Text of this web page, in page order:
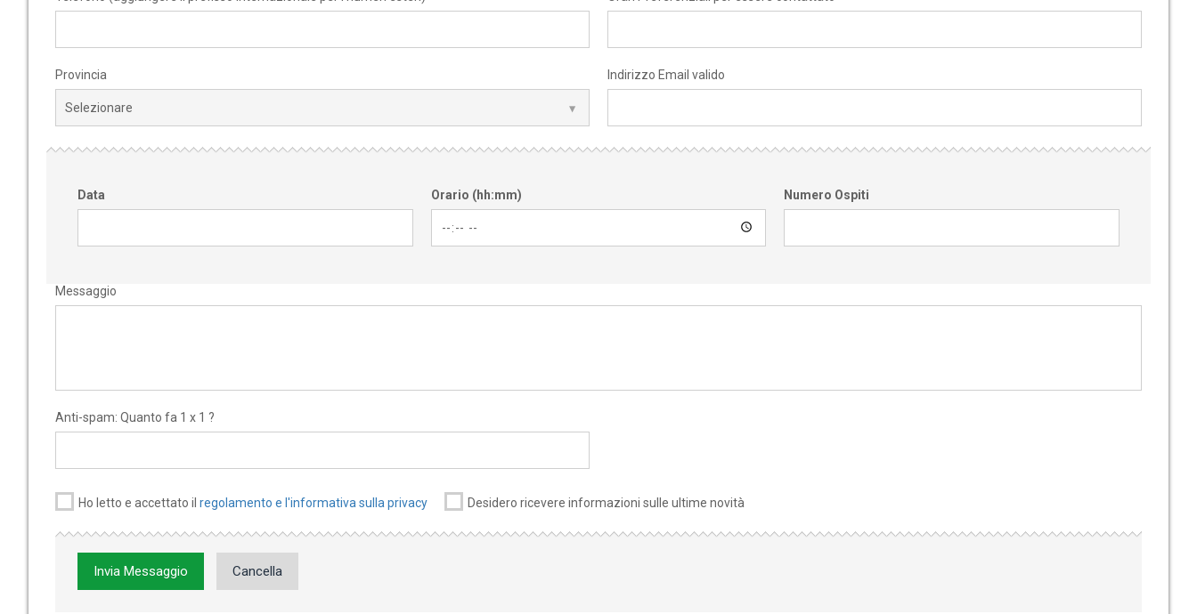
Provincia Indirizzo Email valido
Data Orario (hh:mm) Numero Ospiti
Messaggio
Anti-spam: Quanto fa 1 x 1 ?
Ho letto e accettato il regolamento e l'informativa sulla privacy Desidero ricevere informazioni sulle ultime novità
Invia Messaggio Cancella